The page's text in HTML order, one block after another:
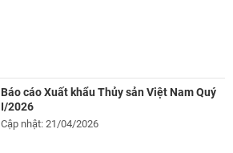
Báo cáo Xuất khẩu Thủy sản Việt Nam Quý
I/2026
Cập nhật: 21/04/2026